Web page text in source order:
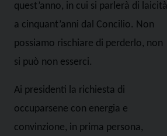
quest’anno, in cui si parlerà di laicità
a cinquant’anni dal Concilio. Non
possiamo rischiare di perderlo, non
si può non esserci.
Ai presidenti la richiesta di
occuparsene con energia e
convinzione, in prima persona,